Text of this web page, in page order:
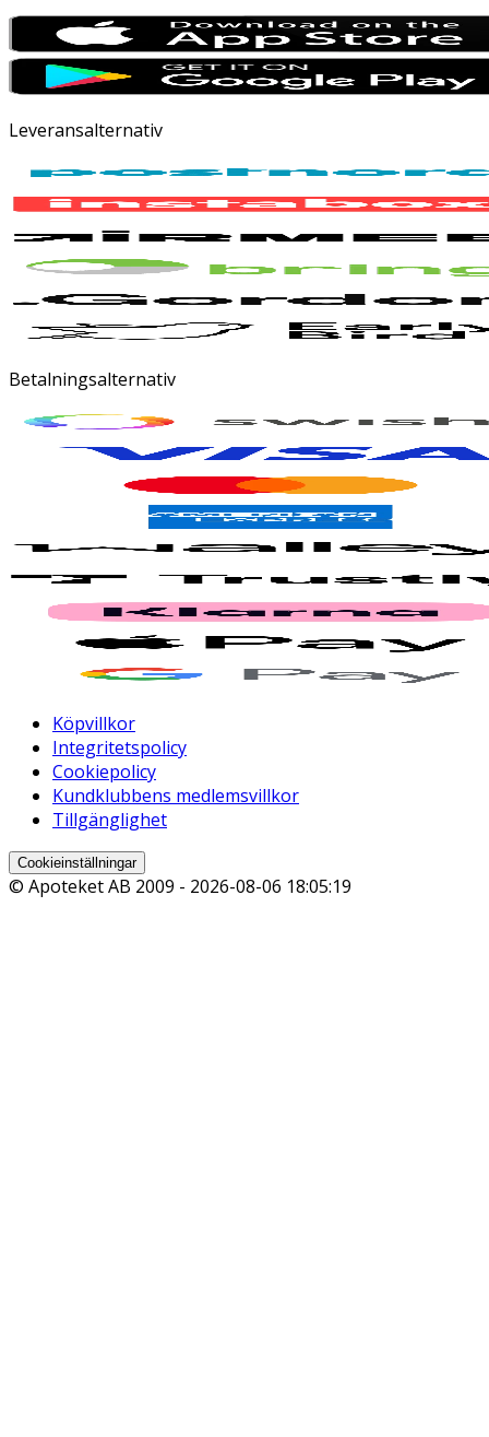
Leveransalternativ
Betalningsalternativ
Köpvillkor
Integritetspolicy
Cookiepolicy
Kundklubbens medlemsvillkor
Tillgänglighet
Cookieinställningar
© Apoteket AB 2009 - 2026-08-06 18:05:19